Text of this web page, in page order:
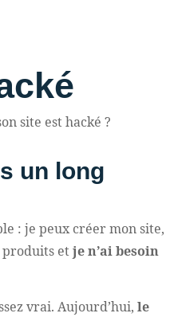
un long
: je peux créer mon site,
etje n’ai besoin
vrai. Aujourd’hui, le